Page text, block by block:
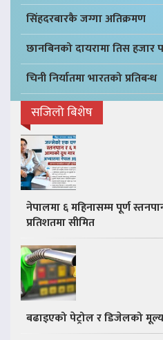
सिंहदरबारकै जग्गा अतिक्रमण
छानबिनको दायरामा तिस हजार
चिनी निर्यातमा भारतको प्रतिबन्ध
सजिलो बिशेष
नेपालमा ६ महिनासम्म पूर्ण
प्रतिशतमा सीमित
बढाइएको पेट्रोल र डिजेलको